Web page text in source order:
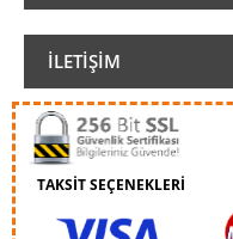
İLETIŞIM
TAKSİT SEÇENEKLERİ